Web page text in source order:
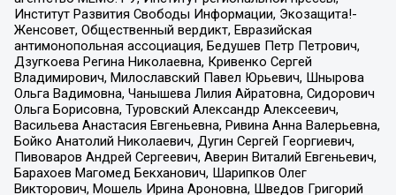
Институт Развития Свободы Информации, Экозащита!-
Женсовет, Общественный вердикт, Евразийская
антимонопольная ассоциация, Бедушев Петр Петрович,
Дзугкоева Регина Николаевна, Кривенко Сергей
Владимирович, Милославский Павел Юрьевич, Шнырова
Ольга Вадимовна, Чанышева Лилия Айратовна, Сидорович
Ольга Борисовна, Туровский Александр Алексеевич,
Васильева Анастасия Евгеньевна, Ривина Анна Валерьевна,
Бойко Анатолий Николаевич, Дугин Сергей Георгиевич,
Пивоваров Андрей Сергеевич, Аверин Виталий Евгеньевич,
Барахоев Магомед Бекханович, Шарипков Олег
Викторович, Мошель Ирина Ароновна, Шведов Григорий